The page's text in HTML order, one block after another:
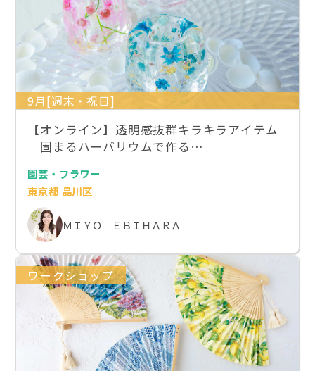
9月[週末・祝日]
【オンライン】透明感抜群キラキラアイテム
固まるハーバリウムで作る…
園芸・フラワー
東京都 品川区
ＭＩＹＯ ＥＢＩＨＡＲＡ
ワークショップ